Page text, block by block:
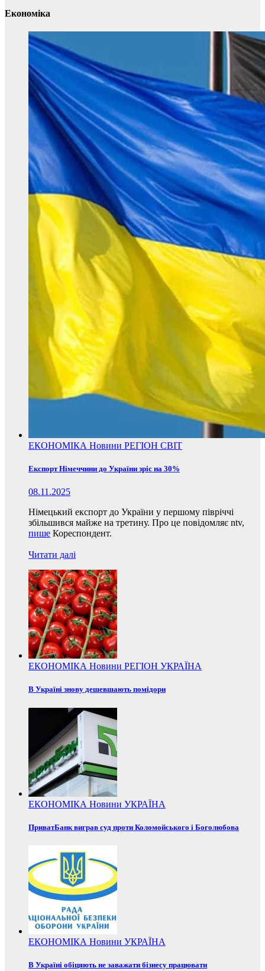
Економіка
ЕКОНОМІКА Новини РЕГІОН СВІТ
Експорт Німеччини до України зріс на 30%
08.11.2025
Німецький експорт до України у першому півріччі
збільшився майже на третину. Про це повідомляє ntv,
пише Кореспондент.
Читати далі
ЕКОНОМІКА Новини РЕГІОН УКРАЇНА
В Україні знову дешевшають помідори
ЕКОНОМІКА Новини УКРАЇНА
ПриватБанк виграв суд проти Коломойського і Боголюбова
ЕКОНОМІКА Новини УКРАЇНА
В Україні обіцяють не заважати бізнесу працювати